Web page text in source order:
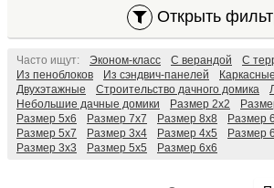
Наши работы
Сопутствующие товары
О компании
Контакты
— м
Площадь
Открыть
Часто ищут: Эконом-класс С верандой С
Из пеноблоков
Из сэндвич-панелей Каркасные
Двухэтажные
Строительство дачного домика
Небольшие дачные домики
Размер 2х2
Размер 5х6
Размер 7х7 Размер 8х8 Размер
Размер 5х7
Размер 3х4 Размер 4х5 Размер
Размер 3х3
Размер 5х5 Размер 6х6